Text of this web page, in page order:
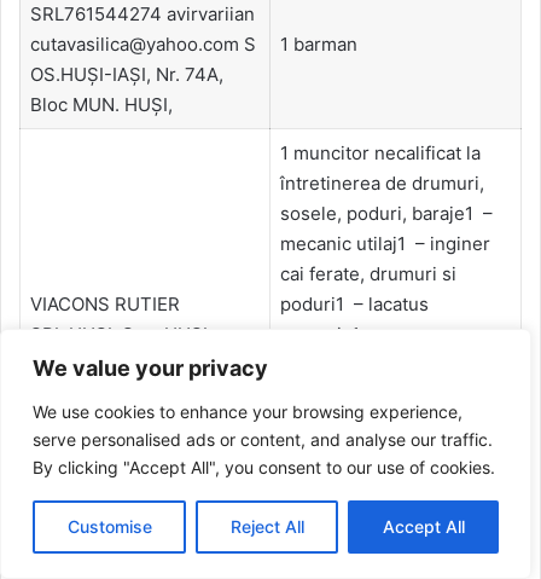
We value your privacy
We use cookies to enhance your browsing experience,
serve personalised ads or content, and analyse our traffic.
By clicking "Accept All", you consent to our use of cookies.
Customise Reject All Accept All
SRL761544274 avirvariian
cutavasilica@yahoo.com S
OS.HUŞI-IAŞI, Nr. 74A,
Bloc MUN. HUŞI,
1 barman
VIACONS RUTIER
SRL HUSI, Sos. HUŞI-
STĂNILEŞTI, Nr.
r.com 0235481227
1 muncitor necalificat la
întretinerea de drumuri,
sosele, poduri, baraje1 –
mecanic utilaj1 – inginer
cai ferate, drumuri si
poduri1 – lacatus
mecanic1 –
restaurator)1 pavator1 sud
or1 fierar
universal1 tamplar